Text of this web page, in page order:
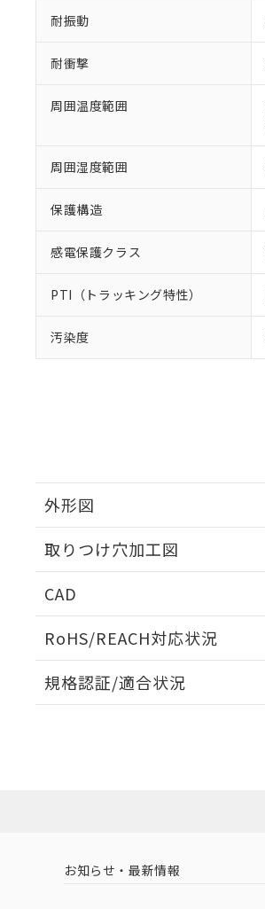
耐振動
耐衝撃
周囲温度範囲
周囲湿度範囲
保護構造
感電保護クラス
PTI（トラッキング特性）
汚染度
外形図
取りつけ穴加工図
CAD
RoHS/REACH対応状況
EU RoHS 注意事項・凡例
中国 RoHS 注意事項・凡例
規格認証/適合状況
お知らせ・最新情報